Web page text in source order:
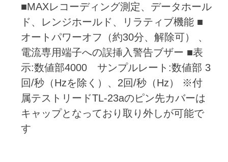
■MAXレコーディング測定、データホール
ド、レンジホールド、リラティブ機能 ■
オートパワーオフ（約30分、解除可） 、
電流専用端子への誤挿入警告ブザー ■表
示:数値部4000 サンプルレート:数値部 3
回/秒（Hzを除く）、2回/秒（Hz） ※付
属テストリードTL-23aのピン先カバーは
キャップとなっており取り外しが可能で
す